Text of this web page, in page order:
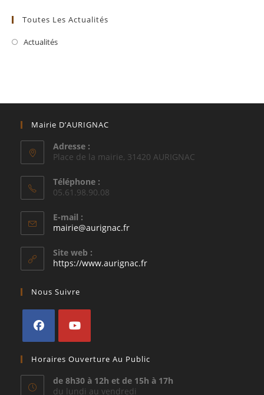
Toutes Les Actualités
Actualités
Mairie D’AURIGNAC
Adresse :
Place de la mairie, 31420 AURIGNAC
Téléphone :
05.61.98.90.08
E-mail :
mairie@aurignac.frS’ouvre
application
Site web :
https://www.aurignac.fr
Nous Suivre
dans
un
dans
un
Horaires Ouverture Au Public
de 8h30 à 12h et de 15h à 17h
du lundi au vendredi